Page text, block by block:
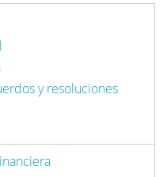
y resoluciones